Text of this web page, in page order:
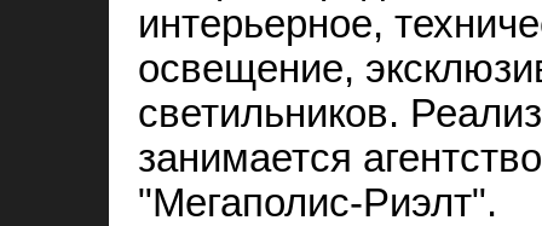
интерьерное,
освещение,
светильников.
занимается
"Мегаполис-Риэлт".